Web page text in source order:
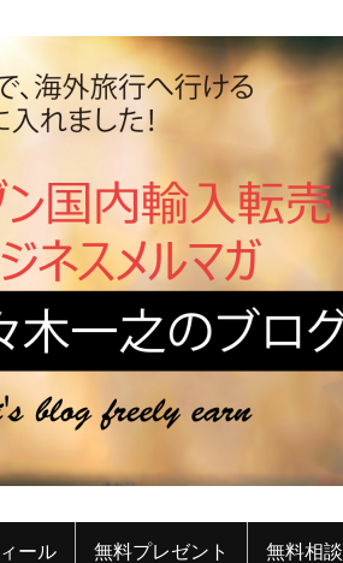
ール 無料プレゼント 無料相談